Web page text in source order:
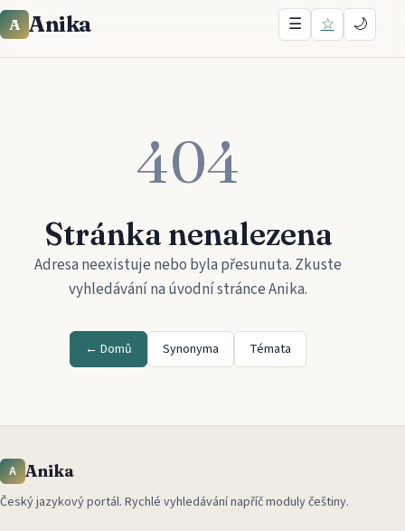
A Anika ☰ ☆ 🌙
404
Stránka nenalezena
Adresa neexistuje nebo byla přesunuta. Zkuste
vyhledávání na úvodní stránceAnika.
← Domů Synonyma Témata
A Anika
Český jazykový portál. Rychlé vyhledávání napříč moduly češtiny.